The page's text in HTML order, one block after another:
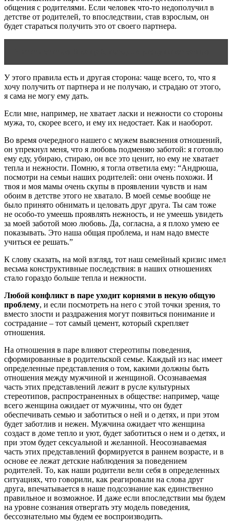
общения с родителями. Если человек что-то недополучил в
детстве от родителей, то впоследствии, став взрослым, он
будет стараться получить это от своего партнера.
У этого правила есть и другая сторона: чаще всего, то, что я
хочу получить от партнера и не получаю, и страдаю от этого,
я сама не могу ему дать.
Если мне, например, не хватает ласки и нежности со стороны
мужа, то, скорее всего, и ему их недостает. Как и наоборот.
Во время очередного нашего с мужем выяснения отношений,
он упрекнул меня, что я любовь подменяю заботой: я готовлю
ему еду, убираю, стираю, он все это ценит, но ему не хватает
тепла и нежности. Помню, я тогла ответила ему: “Андрюша,
посмотри на семьи наших родителей: они очень похожи. И
твоя и моя мамы очень скупы в проявлении чувств и нам
обоим в детстве этого не хватало. В моей семье вообще не
было принято обнимать и целовать друг друга. Ты сам тоже
не особо-то умеешь проявлять нежность, и не умеешь увидеть
за моей заботой мою любовь. Да, согласна, а я плохо умею ее
показывать. Это наша общая проблема, и нам надо вместе
учиться ее решать.”
К слову сказать, на мой взгляд, тот наш семейный кризис имел
весьма конструктивные последствия: в наших отношениях
стало гораздо больше тепла и нежности.
Любой конфликт в паре уходит корнями в некую общую
проблему, и если посмотреть на него с этой точки зрения, то
вместо злости и раздражения могут появиться понимание и
сострадание – тот самый цемент, который скрепляет
отношения.
На отношения в паре влияют стереотипы поведения,
сформированные в родительской семье. Каждый из нас имеет
определенные представления о том, какими должны быть
отношения между мужчиной и женщиной. Осознаваемая
часть этих представлений лежит в русле культурных
стереотипов, распространенных в обществе: например, чаще
всего женщина ожидает от мужчины, что он будет
обеспечивать семью и заботиться о ней и о детях, и при этом
будет заботлив и нежен. Мужчина ожидает что женщина
создаст в доме тепло и уют, будет заботиться о нем и о детях, и
при этом будет сексуальной и желанной. Неосознаваемая
часть этих представлений формируется в раннем возрасте, и в
основе ее лежат детские наблюдения за поведением
родителей. То, как наши родители вели себя в определенных
ситуациях, что говорили, как реагировали на слова друг
друга, впечатывается в наше подсознание как единственно
правильное и возможное. И даже если впоследствии мы будем
на уровне сознания отвергать эту модель поведения,
бессознательно мы будем ее воспроизводить.